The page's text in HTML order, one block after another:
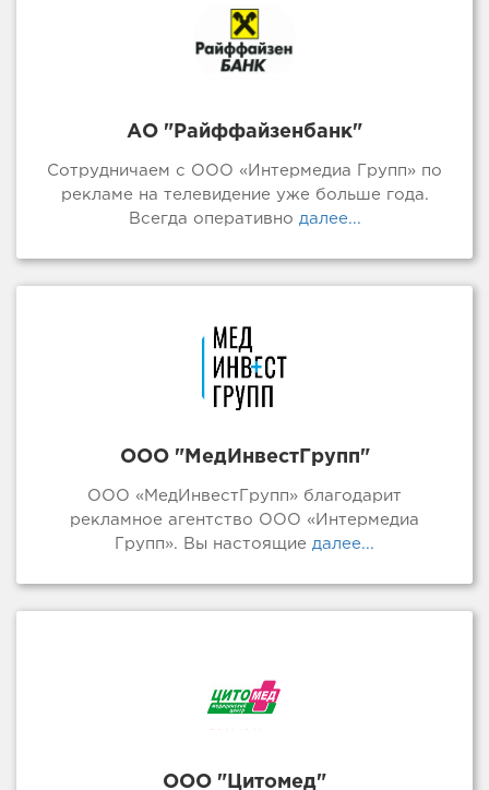
АО "Райффайзенбанк"
Сотрудничаем с ООО «Интермедиа Групп» по
рекламе на телевидение уже больше года.
Всегда оперативно далее...
ООО "МедИнвестГрупп"
ООО «МедИнвестГрупп» благодарит
рекламное агентство ООО «Интермедиа
Групп». Вы настоящие далее...
ООО "Цитомед"